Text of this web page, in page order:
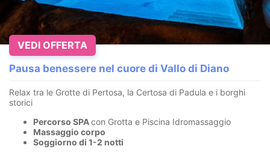
Pausa benessere nel cuore di Vallo di Diano
Relax tra le Grotte di Pertosa, la Certosa di Padula e i borghi
storici
Percorso SPAcon Grotta e Piscina Idromassaggio
Massaggio corpo
Soggiorno di 1-2 notti
VEDI OFFERTA